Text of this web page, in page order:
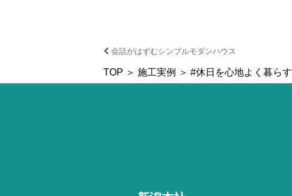
会話がはずむシンプルモダンハウス
TOP ＞ 施工実例 ＞ #休日を心地よく暮らす